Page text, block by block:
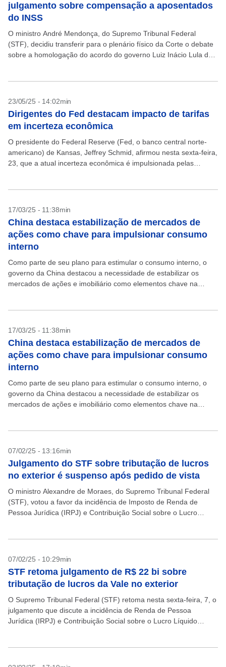
julgamento sobre compensação a aposentados
do INSS
O ministro André Mendonça, do Supremo Tribunal Federal
(STF), decidiu transferir para o plenário físico da Corte o debate
sobre a homologação do acordo do governo Luiz Inácio Lula da
23/05/25 - 14:02min
Dirigentes do Fed destacam impacto de tarifas
em incerteza econômica
O presidente do Federal Reserve (Fed, o banco central norte-
americano) de Kansas, Jeffrey Schmid, afirmou nesta sexta-feira,
23, que a atual incerteza econômica é impulsionada pelas
17/03/25 - 11:38min
China destaca estabilização de mercados de
ações como chave para impulsionar consumo
interno
Como parte de seu plano para estimular o consumo interno, o
governo da China destacou a necessidade de estabilizar os
mercados de ações e imobiliário como elementos chave na
17/03/25 - 11:38min
China destaca estabilização de mercados de
ações como chave para impulsionar consumo
interno
Como parte de seu plano para estimular o consumo interno, o
governo da China destacou a necessidade de estabilizar os
mercados de ações e imobiliário como elementos chave na
07/02/25 - 13:16min
Julgamento do STF sobre tributação de lucros
no exterior é suspenso após pedido de vista
O ministro Alexandre de Moraes, do Supremo Tribunal Federal
(STF), votou a favor da incidência de Imposto de Renda de
Pessoa Jurídica (IRPJ) e Contribuição Social sobre o Lucro
07/02/25 - 10:29min
STF retoma julgamento de R$ 22 bi sobre
tributação de lucros da Vale no exterior
O Supremo Tribunal Federal (STF) retoma nesta sexta-feira, 7, o
julgamento que discute a incidência de Renda de Pessoa
Jurídica (IRPJ) e Contribuição Social sobre o Lucro Líquido